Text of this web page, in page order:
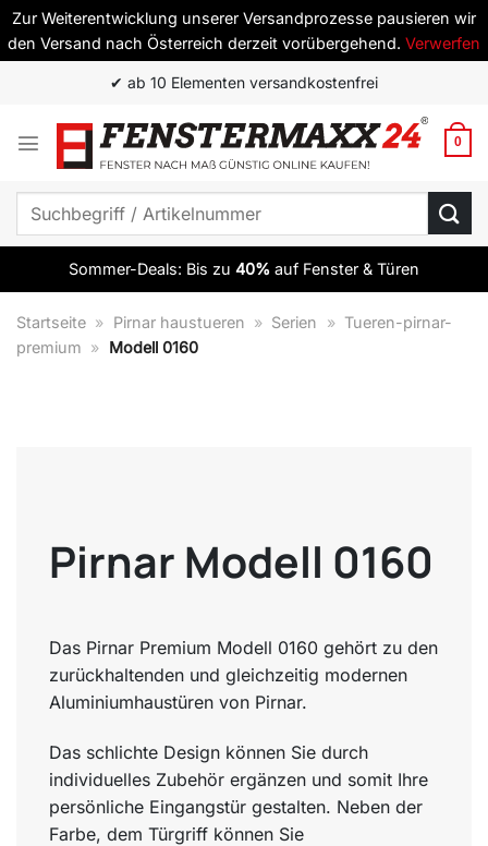
Zur Weiterentwicklung unserer Versandprozesse pausieren wir
den Versand nach Österreich derzeit vorübergehend. Verwerfen
springen
✔ ab 10 Elementen versandkostenfrei
0
Suchen
Sommer-Deals: Bis zu 40% auf Fenster & Türen
Startseite » Pirnar haustueren » Serien » Tueren-pirnar-
premium » Modell 0160
Pirnar Modell 0160
Das Pirnar Premium Modell 0160 gehört zu den
zurückhaltenden und gleichzeitig modernen
Aluminiumhaustüren von Pirnar.
Das schlichte Design können Sie durch
individuelles Zubehör ergänzen und somit Ihre
persönliche Eingangstür gestalten. Neben der
Farbe, dem Türgriff können Sie